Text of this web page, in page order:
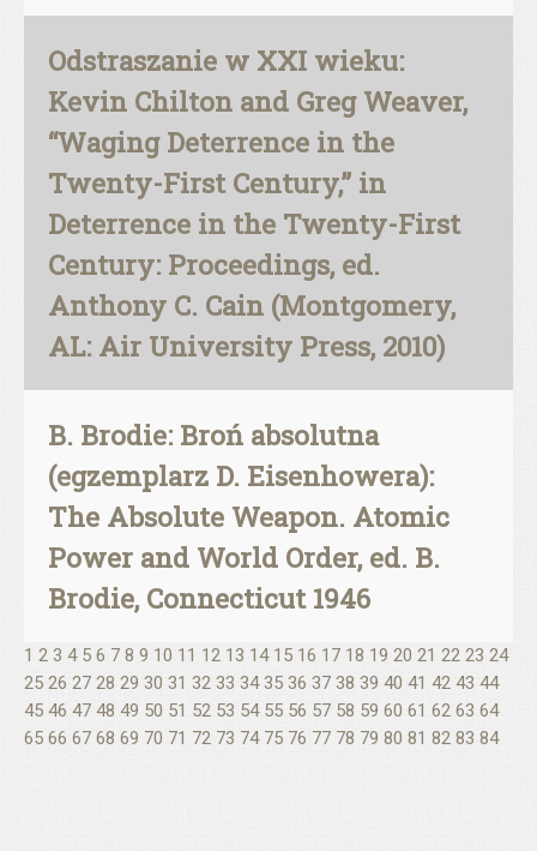
Odstraszanie w XXI wieku:
Kevin Chilton and Greg Weaver,
“Waging Deterrence in the
Twenty-First Century,” in
Deterrence in the Twenty-First
Century: Proceedings, ed.
Anthony C. Cain (Montgomery,
AL: Air University Press, 2010)
B. Brodie: Broń absolutna
(egzemplarz D. Eisenhowera):
The Absolute Weapon. Atomic
Power and World Order, ed. B.
Brodie, Connecticut 1946
1 2 3 4 5 6 7 8 9 10 11 12 13 14 15 16 17 18 19 20 21 22 23 24
25 26 27 28 29 30 31 32 33 34 35 36 37 38 39 40 41 42 43 44
45 46 47 48 49 50 51 52 53 54 55 56 57 58 59 60 61 62 63 64
65 66 67 68 69 70 71 72 73 74 75 76 77 78 79 80 81 82 83 84